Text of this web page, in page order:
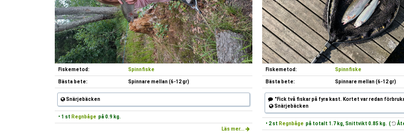
Fiskemetod: Spinnfiske
Bästa bete: Spinnare mellan (6-12 gr)
Snärjebäcken
• 1 st Regnbåge på 0.9 kg.
Läs mer...
Fiskemetod: Spinnfiske
Bästa bete: Spinnare mellan (6-12 gr)
"Fick två fiskar på fyra kast. Kortet var redan
Snärjebäcken
• 2 st Regnbåge på totalt 1.7 kg, Snittvikt 0.85 kg. (